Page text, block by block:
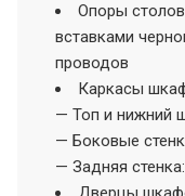
Опоры
вставками
проводов
Каркасы
— Топ и нижний
— Боковые
— Задняя